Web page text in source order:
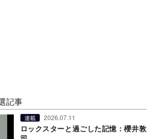
記事
連載 2026.07.11
ロックスターと過ごした記憶：櫻井敦